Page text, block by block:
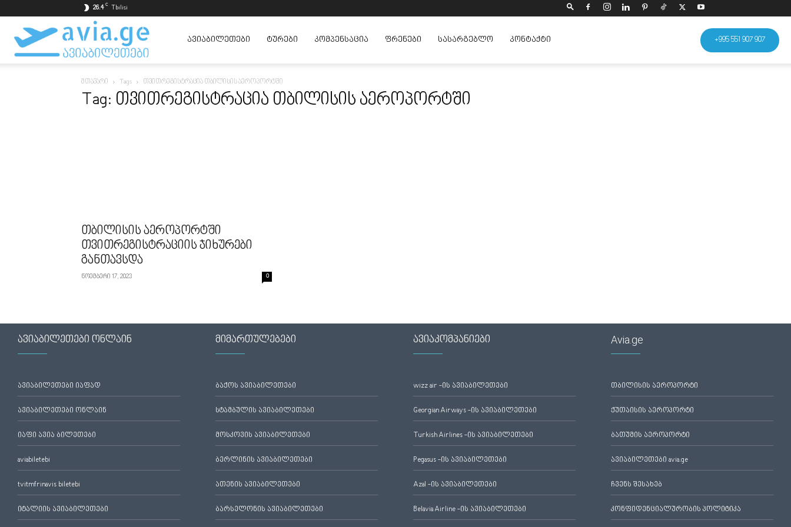
26.4 C Tbilisi
+995 551 907 907
ავიაბილეთები
ყველაზე
ᲐᲕᲘᲐᲑᲘᲚᲔᲗᲔᲑᲘ ᲢᲣᲠᲔᲑᲘ ᲙᲝᲛᲞᲔᲜᲡᲐᲪᲘᲐ ᲤᲠᲔᲜᲔᲑᲘ ᲡᲐᲡᲐᲠᲒᲔᲑᲚᲝ ᲙᲝᲜᲢᲐᲥᲢᲘ
მთავარი Tags თვითრეგისტრაცია თბილისის აეროპორტში
Tag: თვითრეგისტრაცია თბილისის აეროპორტში
თბილისის აეროპორტში
თვითრეგისტრაციის ჯიხურები
განთავსდა
ნოემბერი 17, 2023 0
ავიაბილეთები ონლაინ
ავიაბილეთები იაფად
ავიაბილეთები ონლაინ
იაფი ავია ბილეთები
aviabiletebi
tvitmfrinavis biletebi
იტალიის ავიაბილეთები
მიმართულებები
ბაქოს ავიაბილეთები
სტამბულის ავიაბილეთები
მოსკოვის ავიაბილეთები
ბერლინის ავიაბილეთები
ათენის ავიაბილეთები
ბარსელონის ავიაბილეთები
ავიაკომპანიები
wizz air -ის ავიაბილეთები
Georgian Airways -ის ავიაბილეთები
Turkish Airlines -ის ავიაბილეთები
Pegasus -ის ავიაბილეთები
Azal -ის ავიაბილეთები
Belavia Airline -ის ავიაბილეთები
Avia.ge
თბილისის აეროპორტი
ქუთაისის აეროპორტი
ბათუმის აეროპორტი
ავიაბილეთები avia.ge
ჩვენს შესახებ
კონფიდენციალურობის პოლიტიკა